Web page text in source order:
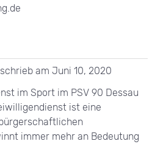
schrieb am Juni 10, 2020
im Sport im PSV 90 Dessau
ist eine
immer mehr an Bedeutung